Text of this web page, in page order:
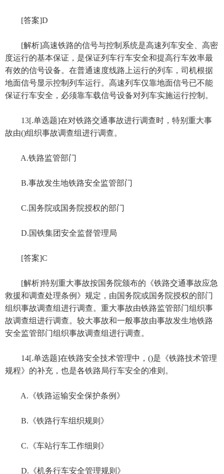
[答案]D
[解析]高速铁路的信号与控制系统是高速列车安全、高密
度运行的基本保证，是保证列车行车安全和提高行车效率最
有效的信号设备。在普通速度线路上运行的列车，司机根据
地面信号显示控制列车运行。高速列车仅靠地面信号已不能
保证行车安全，必须靠车载信号设备对列车实施运行控制。
13[.单选题]在对铁路交通事故进行调查时，特别重大事
故由()组织事故调查组进行调查。
A.铁路监管部门
B.事故发生地铁路安全监管部门
C.国务院或国务院授权的部门
D.国铁集团安全监督管理局
[答案]C
[解析]特别重大事故按国务院颁布的《铁路交通事故应急
救援和调查处理条例》规定，由国务院或国务院授权的部门
组织事故调查组进行调查。重大事故由铁路监管部门组织事
故调查组进行调查。较大事故和一般事故由事故发生地铁路
安全监管部门组织事故调查组进行调查。
14[.单选题]在铁路安全技术管理中，()是《铁路技术管理
规程》的补充，也是各铁路局行车安全的准则。
A.《铁路运输安全保护条例》
B.《铁路行车组织规则》
C.《车站行车工作细则》
D.《机务行车安全管理规则》